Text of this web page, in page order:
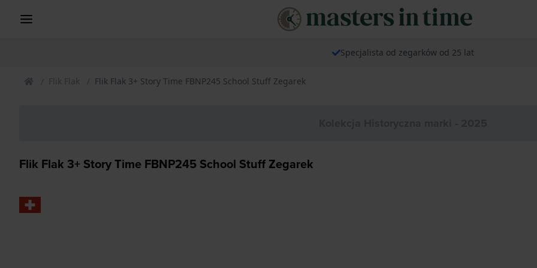
Specjalista od zegarków od 25 lat
Flik Flak Flik Flak 3+ Story Time FBNP245 School Stuff Zegarek
Flik Flak 3+ Story Time FBNP245 School Stuff Zegarek